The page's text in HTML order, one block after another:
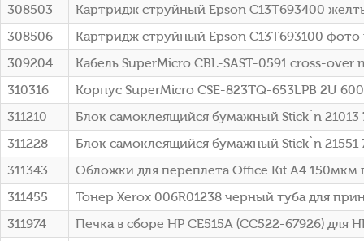
308503
Картридж струйный Epson C13T693400
308506
Картридж струйный Epson C13T693100
309204
Кабель SuperMicro CBL-SAST-0591 cross-over
310316
Корпус SuperMicro CSE-823TQ-653LPB 2U
311210
Блок самоклеящийся бумажный Stick`n 21013
311228
Блок самоклеящийся бумажный Stick`n
311343
Обложки для переплёта Office Kit A4 150мкм
311455
Тонер Xerox 006R01238 черный туба для
311974
Печка в сборе HP CE515A (CC522-67926) для